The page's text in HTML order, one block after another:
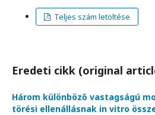
Teljes szám letöltése
Eredeti cikk (original
Három különböző vastagságú
törési ellenállásnak in vitro